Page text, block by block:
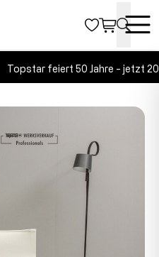
Topstar feiert 50 Jahre - jetzt